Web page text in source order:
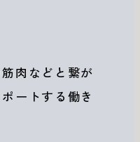
肉などと繋が
ートする働き